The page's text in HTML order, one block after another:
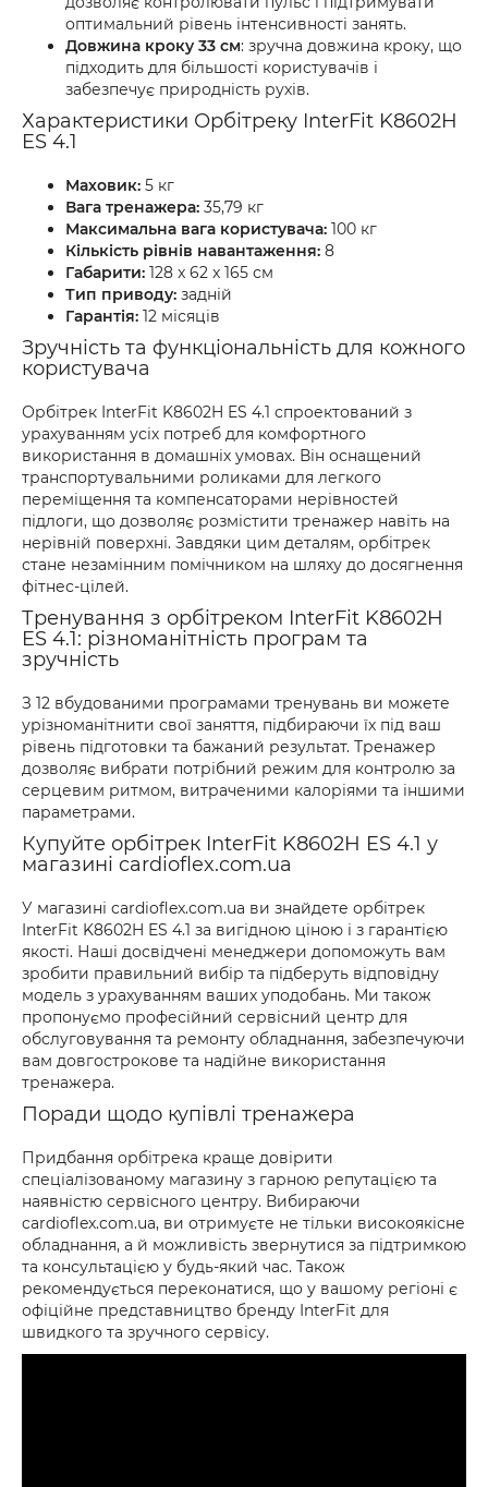
оптимальний рівень інтенсивності занять.
Довжина кроку 33 см: зручна довжина кроку, що
підходить для більшості користувачів і
забезпечує природність рухів.
Характеристики Орбітреку InterFit K8602H
ES 4.1
Маховик: 5 кг
Вага тренажера: 35,79 кг
Максимальна вага користувача: 100 кг
Кількість рівнів навантаження: 8
Габарити: 128 x 62 x 165 см
Тип приводу: задній
Гарантія: 12 місяців
Зручність та функціональність для кожного
користувача
Орбітрек InterFit K8602H ES 4.1 спроектований з
урахуванням усіх потреб для комфортного
використання в домашніх умовах. Він оснащений
транспортувальними роликами для легкого
переміщення та компенсаторами нерівностей
підлоги, що дозволяє розмістити тренажер навіть на
нерівній поверхні. Завдяки цим деталям, орбітрек
стане незамінним помічником на шляху до досягнення
фітнес-цілей.
Тренування з орбітреком InterFit K8602H
ES 4.1: різноманітність програм та
зручність
З 12 вбудованими програмами тренувань ви можете
урізноманітнити свої заняття, підбираючи їх під ваш
рівень підготовки та бажаний результат. Тренажер
дозволяє вибрати потрібний режим для контролю за
серцевим ритмом, витраченими калоріями та іншими
параметрами.
Купуйте орбітрек InterFit K8602H ES 4.1 у
магазині cardioflex.com.ua
У магазині cardioflex.com.ua ви знайдете орбітрек
InterFit K8602H ES 4.1 за вигідною ціною і з гарантією
якості. Наші досвідчені менеджери допоможуть вам
зробити правильний вибір та підберуть відповідну
модель з урахуванням ваших уподобань. Ми також
пропонуємо професійний сервісний центр для
обслуговування та ремонту обладнання, забезпечуючи
вам довгострокове та надійне використання
тренажера.
Поради щодо купівлі тренажера
Придбання орбітрека краще довірити
спеціалізованому магазину з гарною репутацією та
наявністю сервісного центру. Вибираючи
cardioflex.com.ua, ви отримуєте не тільки високоякісне
обладнання, а й можливість звернутися за підтримкою
та консультацією у будь-який час. Також
рекомендується переконатися, що у вашому регіоні є
офіційне представництво бренду InterFit для
швидкого та зручного сервісу.